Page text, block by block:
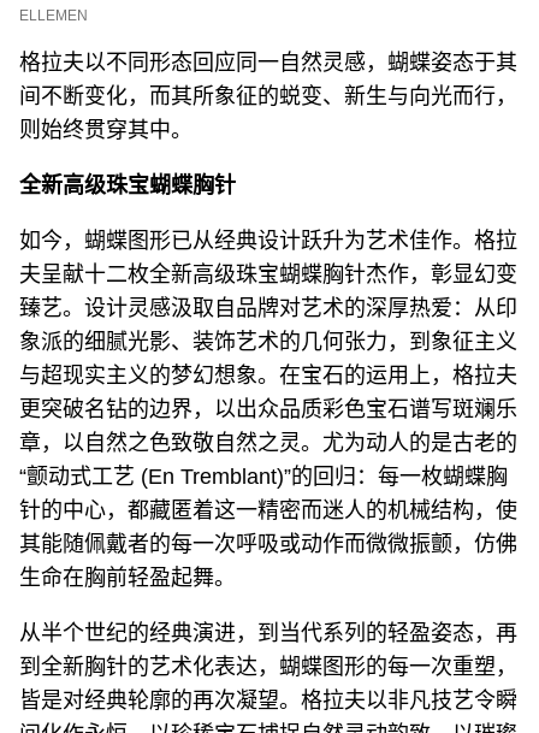
ELLEMEN
格拉夫以不同形态回应同一自然灵感，蝴蝶姿态于其
间不断变化，而其所象征的蜕变、新生与向光而行，
则始终贯穿其中。
全新高级珠宝蝴蝶胸针
如今，蝴蝶图形已从经典设计跃升为艺术佳作。格拉
夫呈献十二枚全新高级珠宝蝴蝶胸针杰作，彰显幻变
臻艺。设计灵感汲取自品牌对艺术的深厚热爱：从印
象派的细腻光影、装饰艺术的几何张力，到象征主义
与超现实主义的梦幻想象。在宝石的运用上，格拉夫
更突破名钻的边界，以出众品质彩色宝石谱写斑斓乐
章，以自然之色致敬自然之灵。尤为动人的是古老的
“颤动式工艺 (En Tremblant)”的回归：每一枚蝴蝶胸
针的中心，都藏匿着这一精密而迷人的机械结构，使
其能随佩戴者的每一次呼吸或动作而微微振颤，仿佛
生命在胸前轻盈起舞。
从半个世纪的经典演进，到当代系列的轻盈姿态，再
到全新胸针的艺术化表达，蝴蝶图形的每一次重塑，
皆是对经典轮廓的再次凝望。格拉夫以非凡技艺令瞬